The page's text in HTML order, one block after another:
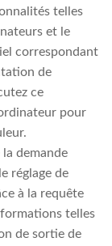
telles
et le
correspondant
de
ce
pour
demande
réglage de
à la requête
telles
de sortie de